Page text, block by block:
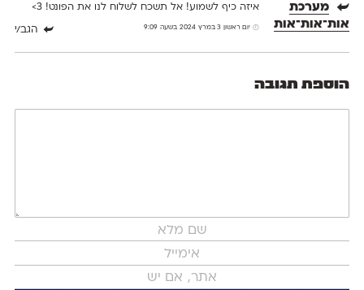
מערכת
אות־אות־אות
איזה כיף לשמוע! אל תשכח לשלוח לנו את הפונט! 3>
יום ראשון 3 במרץ 2024 בשעה 9:09 הגב/י
הוספת תגובה